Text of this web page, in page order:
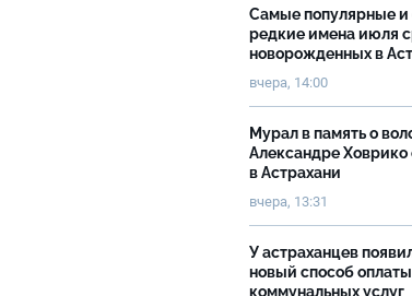
Самые популярные
редкие имена июля
новорожденных в
вчера, 14:00
Мурал в память о
Александре Ховрико
в Астрахани
вчера, 13:31
У астраханцев
новый способ оплаты
коммунальных услуг